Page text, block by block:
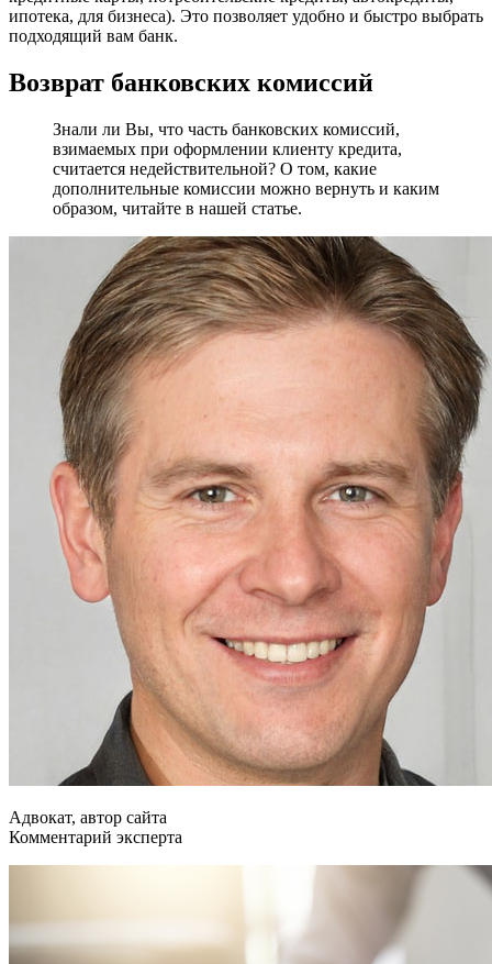
ипотека, для бизнеса). Это позволяет удобно и быстро выбрать
подходящий вам банк.
Возврат банковских комиссий
Знали ли Вы, что часть банковских комиссий,
взимаемых при оформлении клиенту кредита,
считается недействительной? О том, какие
дополнительные комиссии можно вернуть и каким
образом, читайте в нашей статье.
Адвокат, автор сайта
Комментарий эксперта